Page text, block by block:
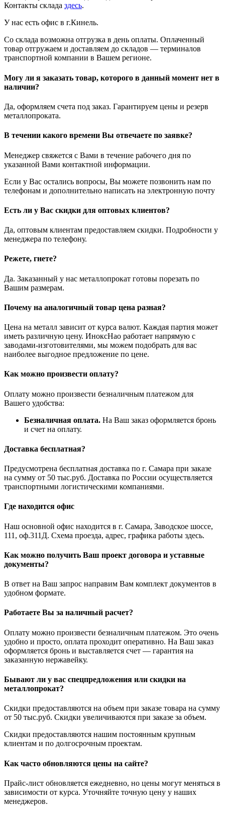
Контакты склада здесь.
У нас есть офис в г.Кинель.
Со склада возможна отгрузка в день оплаты. Оплаченный
товар отгружаем и доставляем до складов — терминалов
транспортной компании в Вашем регионе.
Могу ли я заказать товар, которого в данный момент нет в
наличии?
Да, оформляем счета под заказ. Гарантируем цены и резерв
металлопроката.
В течении какого времени Вы отвечаете по заявке?
Менеджер свяжется с Вами в течение рабочего дня по
указанной Вами контактной информации.
Если у Вас остались вопросы, Вы можете позвонить нам по
телефонам и дополнительно написать на электронную почту
Есть ли у Вас скидки для оптовых клиентов?
Да, оптовым клиентам предоставляем скидки. Подробности у
менеджера по телефону.
Режете, гнете?
Да. Заказанный у нас металлопрокат готовы порезать по
Вашим размерам.
Почему на аналогичный товар цена разная?
Цена на металл зависит от курса валют. Каждая партия может
иметь различную цену. ИноксНао работает напрямую с
заводами-изготовителями, мы можем подобрать для вас
наиболее выгодное предложение по цене.
Как можно произвести оплату?
Оплату можно произвести безналичным платежом для
Вашего удобства:
Безналичная оплата. На Ваш заказ оформляется бронь
и счет на оплату.
Доставка бесплатная?
Предусмотрена бесплатная доставка по г. Самара при заказе
на сумму от 50 тыс.руб. Доставка по России осуществляется
транспортными логистическими компаниями.
Где находится офис
Наш основной офис находится в г. Самара, Заводское шоссе,
111, оф.311Д. Схема проезда, адрес, графика работы здесь.
Как можно получить Ваш проект договора и уставные
документы?
В ответ на Ваш запрос направим Вам комплект документов в
удобном формате.
Работаете Вы за наличный расчет?
Оплату можно произвести безналичным платежом. Это очень
удобно и просто, оплата проходит оперативно. На Ваш заказ
оформляется бронь и выставляется счет — гарантия на
заказанную нержавейку.
Бывают ли у вас спецпредложения или скидки на
металлопрокат?
Скидки предоставляются на объем при заказе товара на сумму
от 50 тыс.руб. Скидки увеличиваются при заказе за объем.
Скидки предоставляются нашим постоянным крупным
клиентам и по долгосрочным проектам.
Как часто обновляются цены на сайте?
Прайс-лист обновляется ежедневно, но цены могут меняться в
зависимости от курса. Уточняйте точную цену у наших
менеджеров.